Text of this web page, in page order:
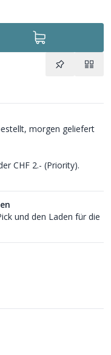
morgen geliefert
CHF 2.- (Priority).
und den Laden für die